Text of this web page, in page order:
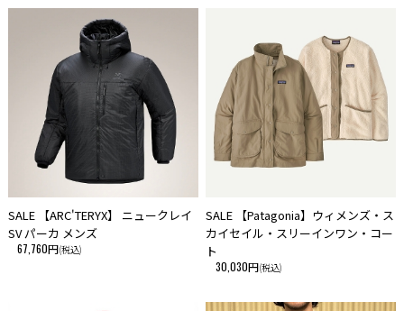
SALE 【ARC'TERYX】 ニュークレイ
SV パーカ メンズ
67,760円(税込)
SALE 【Patagonia】ウィメンズ・ス
カイセイル・スリーインワン・コー
ト
30,030円(税込)